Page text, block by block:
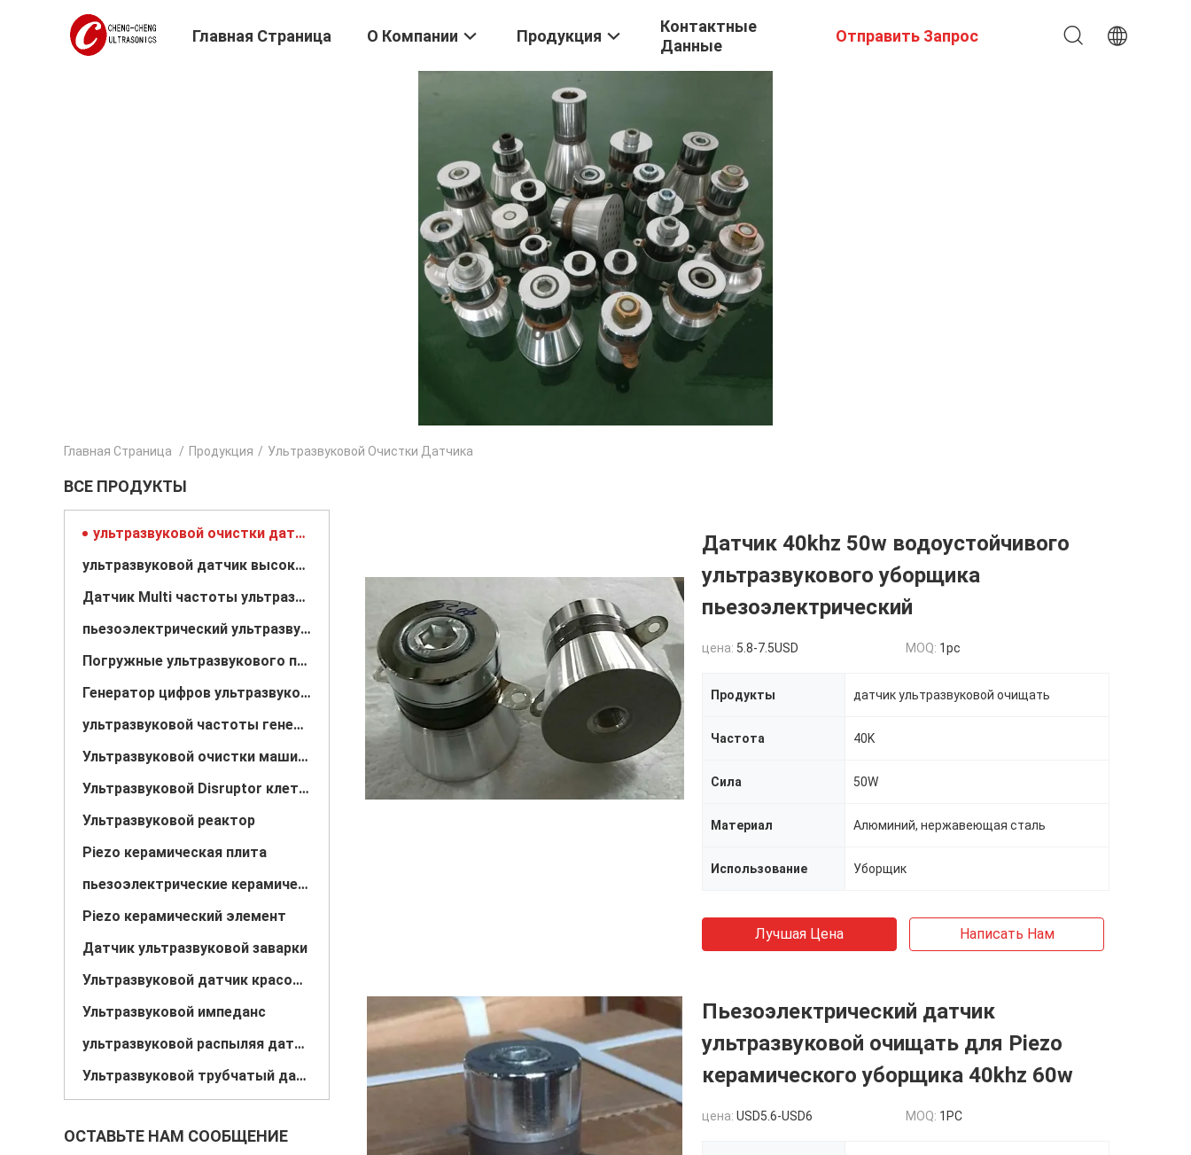
Главная Страница О Компании Продукция
Контактные
Данные
Отправить Запрос
Главная Страница / Продукция / Ультразвуковой Очистки Датчика
ВСЕ ПРОДУКТЫ
ультразвуковой очистки датчика
ультразвуковой датчик высокой мощности
Датчик Multi частоты ультразвуковой
пьезоэлектрический ультразвуковой датчик
Погружные ультразвукового преобразователя
Генератор цифров ультразвуковой
ультразвуковой частоты генератора
Ультразвуковой очистки машина
Ультразвуковой Disruptor клетки
Ультразвуковой реактор
Piezo керамическая плита
пьезоэлектрические керамические диски
Piezo керамический элемент
Датчик ультразвуковой заварки
Ультразвуковой датчик красотки
Ультразвуковой импеданс
ультразвуковой распыляя датчик
Ультразвуковой трубчатый датчик
ОСТАВЬТЕ НАМ СООБЩЕНИЕ
Датчик 40khz 50w водоустойчивого
ультразвукового уборщика
пьезоэлектрический
цена: 5.8-7.5USD MOQ: 1pc
Продукты датчик ультразвуковой очищать
Частота 40K
Сила 50W
Материал Алюминий, нержавеющая сталь
Использование Уборщик
Лучшая Цена Написать Нам
Пьезоэлектрический датчик
ультразвуковой очищать для Piezo
керамического уборщика 40khz 60w
цена: USD5.6-USD6 MOQ: 1PC